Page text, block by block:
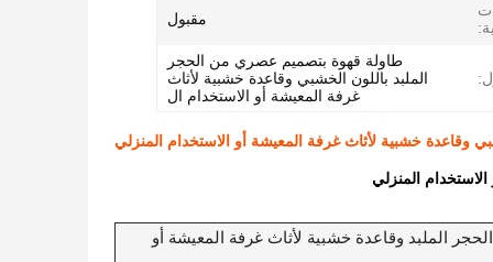
مقبول
طاولة قهوة بتصميم عصري من الحجر
الملبد باللون الخشبي وقاعدة خشبية لأثاث
غرفة المعيشة أو الاستخدام ال
وقاعدة خشبية لأثاث غرفة المعيشة أو الاستخدام المنزلي
المنزلي
الملبد وقاعدة خشبية لأثاث غرفة المعيشة أو